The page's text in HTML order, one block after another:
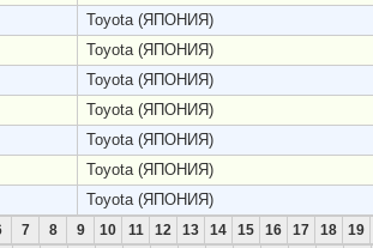
Toyota (ЯПОНИЯ)
Toyota (ЯПОНИЯ)
Toyota (ЯПОНИЯ)
Toyota (ЯПОНИЯ)
Toyota (ЯПОНИЯ)
Toyota (ЯПОНИЯ)
Toyota (ЯПОНИЯ)
7 8 9 10 11 12 13 14 15 16 17 18
19